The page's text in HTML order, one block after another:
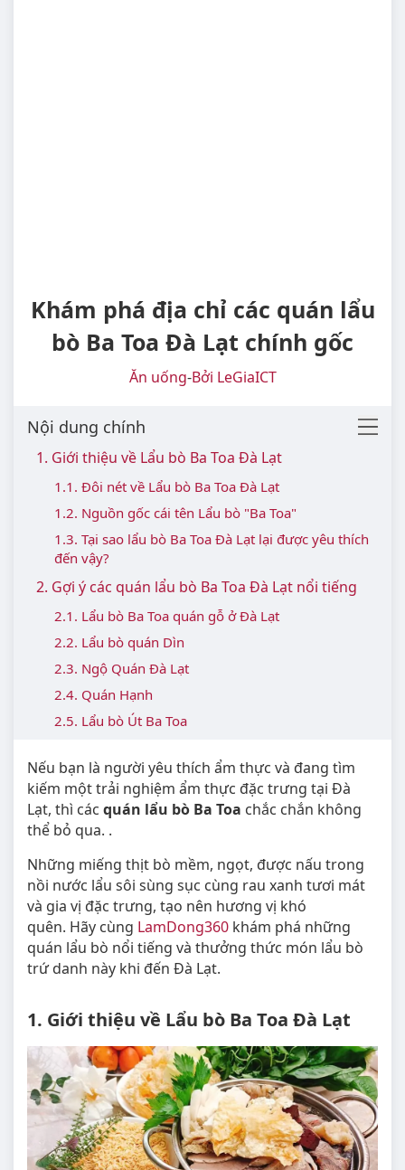
Khám phá địa chỉ các quán lẩu
bò Ba Toa Đà Lạt chính gốc
Ăn uống-Bởi LeGiaICT
Nội dung chính
1. Giới thiệu về Lẩu bò Ba Toa Đà Lạt
1.1. Đôi nét về Lẩu bò Ba Toa Đà Lạt
1.2. Nguồn gốc cái tên Lẩu bò "Ba Toa"
1.3. Tại sao lẩu bò Ba Toa Đà Lạt lại được yêu thích
đến vậy?
2. Gợi ý các quán lẩu bò Ba Toa Đà Lạt nổi tiếng
2.1. Lẩu bò Ba Toa quán gỗ ở Đà Lạt
2.2. Lẩu bò quán Dìn
2.3. Ngộ Quán Đà Lạt
2.4. Quán Hạnh
2.5. Lẩu bò Út Ba Toa
Nếu bạn là người yêu thích ẩm thực và đang tìm
kiếm một trải nghiệm ẩm thực đặc trưng tại Đà
Lạt, thì các quán lẩu bò Ba Toa chắc chắn không
thể bỏ qua. .
Những miếng thịt bò mềm, ngọt, được nấu trong
nồi nước lẩu sôi sùng sục cùng rau xanh tươi mát
và gia vị đặc trưng, tạo nên hương vị khó
quên. Hãy cùng LamDong360 khám phá những
quán lẩu bò nổi tiếng và thưởng thức món lẩu bò
trứ danh này khi đến Đà Lạt.
1. Giới thiệu về Lẩu bò Ba Toa Đà Lạt